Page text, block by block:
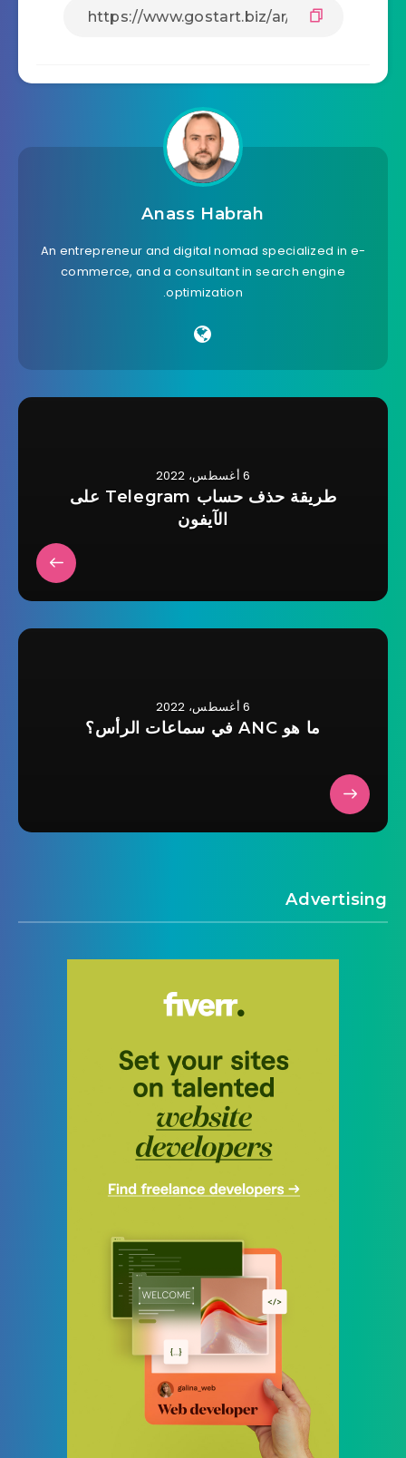
Anass Habrah
An entrepreneur and digital nomad specialized in e-
commerce, and a consultant in search engine
optimization.
6 أغسطس، 2022
طريقة حذف حساب Telegram على
الآيفون
6 أغسطس، 2022
ما هو ANC في سماعات الرأس؟
Advertising